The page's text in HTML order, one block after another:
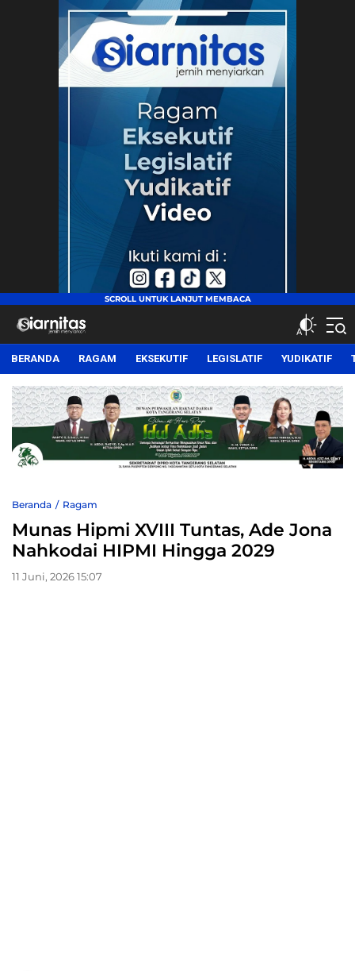
siarnitas
Jernih Menyiarkan
BERANDA RAGAM EKSEKUTIF LEGISLATIF YUDIKATIF
Beranda Ragam
Munas Hipmi XVIII Tuntas, Ade Jona
Nahkodai HIPMI Hingga 2029
11 Juni, 2026 15:07